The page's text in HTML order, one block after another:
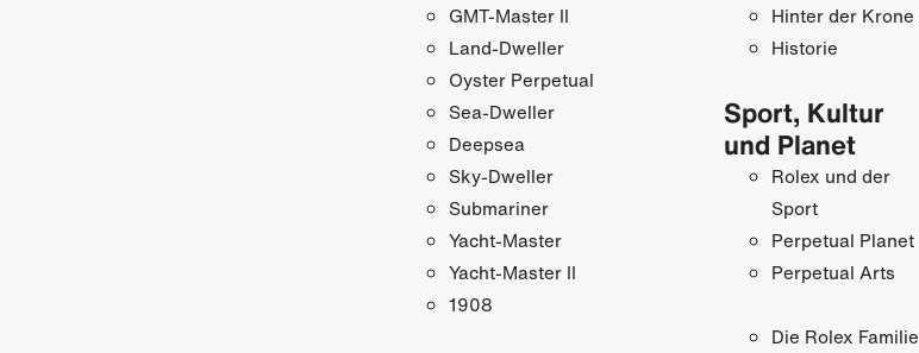
GMT-Master II
Land-Dweller
Oyster Perpetual
Sea-Dweller
Deepsea
Sky-Dweller
Submariner
Yacht-Master
Yacht-Master II
1908
Hinter der Krone
Historie
Sport, Kultur
und Planet
Rolex und der
Sport
Perpetual Planet
Perpetual Arts
Die Rolex Familie